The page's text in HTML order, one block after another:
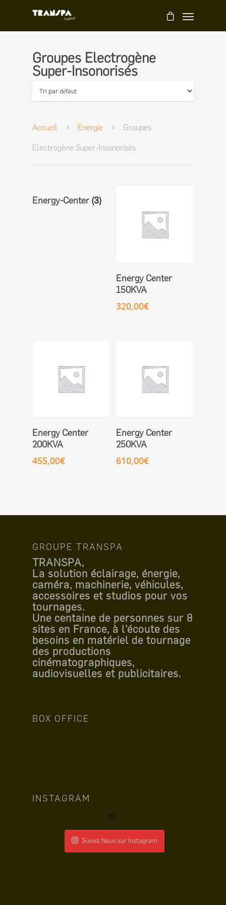
Groupes Electrogène
Super-Insonorisés
Accueil Energie Groupes
Electrogène Super-Insonorisés
Energy-Center (3)
Ajouter Au Panier
Energy Center
150KVA
320,00€
Ajouter Au Panier
Energy Center
200KVA
455,00€
Ajouter Au Panier
Energy Center
250KVA
610,00€
GROUPE TRANSPA
TRANSPA,
La solution éclairage, énergie,
caméra, machinerie, véhicules,
accessoires et studios pour vos
tournages.
Une centaine de personnes sur 8
sites en France, à l’écoute des
besoins en matériel de tournage
des productions
cinématographiques,
audiovisuelles et publicitaires.
BOX OFFICE
INSTAGRAM
Suivez Nous sur Instagram